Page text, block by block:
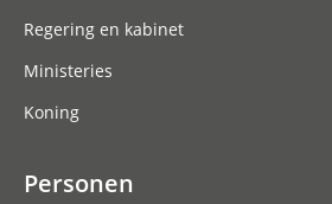
Regering en kabinet
Ministeries
Koning
Personen